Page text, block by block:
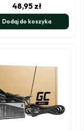
48,95 zł
Dodaj do koszyka